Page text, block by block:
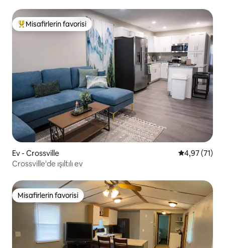
Misafirlerin favorilerinden en beğenilenler arasında
Misafirlerin favorisi
Ev - Crossville 5 üzerinden
4,97 (71)
Crossville'de ışıltılı ev
Misafirlerin favorisi
Misafirlerin favorisi